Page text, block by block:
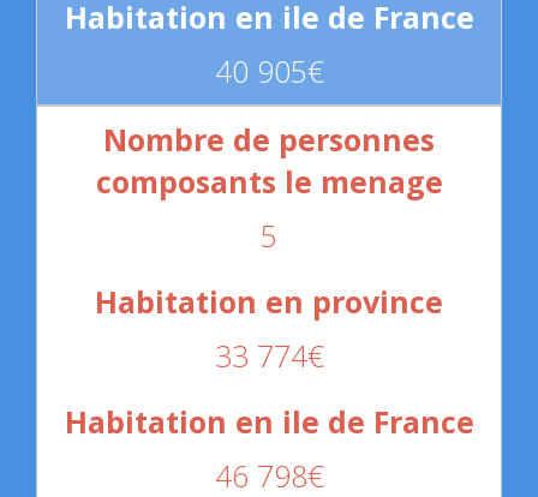
40 905€
5
33 774€
46 798€